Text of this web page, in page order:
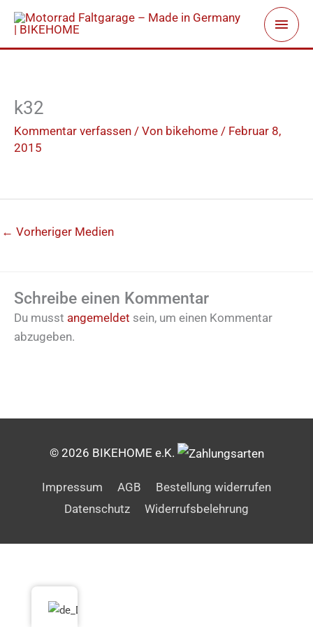
Zum
Inhalt
springen
k32
Kommentar verfassen / Von bikehome / Februar 8,
2015
← Vorheriger Medien
Schreibe einen Kommentar
Du musst angemeldet sein, um einen Kommentar
abzugeben.
© 2026 BIKEHOME e.K.
Impressum AGB
Bestellung widerrufen
Datenschutz
Widerrufsbelehrung